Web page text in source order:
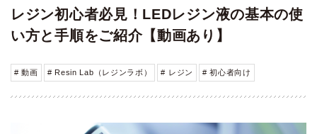
レジン初心者必見！LEDレジン液の基本の使
い方と手順をご紹介【動画あり】
# 動画 # Resin Lab（レジンラボ） # レジン # 初心者向け